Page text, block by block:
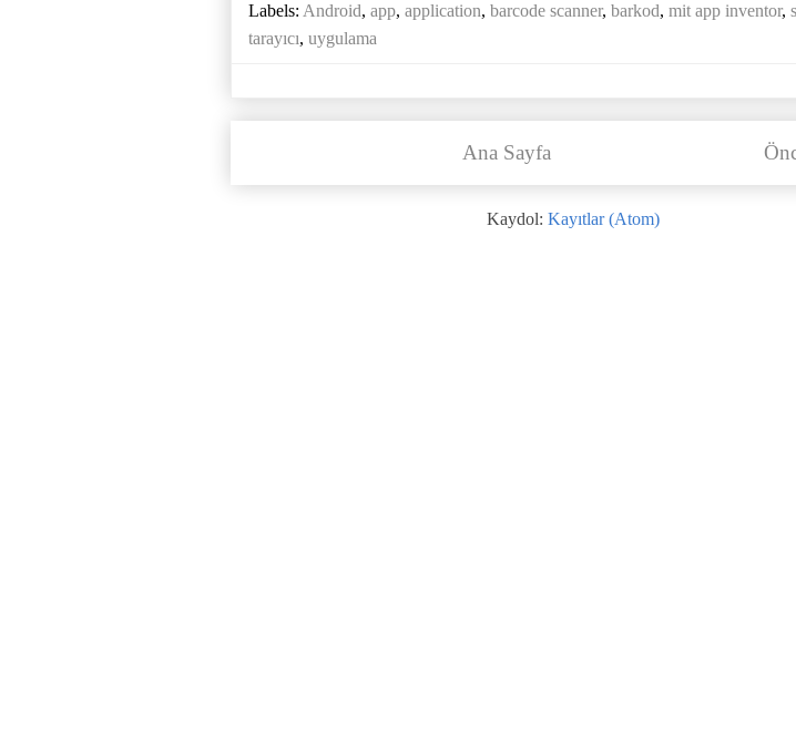
Labels: Android, app, application, barcode scanner, barkod, mit app inventor,
tarayıcı, uygulama
Ana Sayfa
Kaydol: Kayıtlar (Atom)